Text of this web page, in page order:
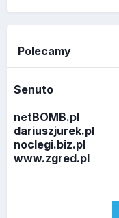
Polecamy
Senuto
netBOMB.pl
dariuszjurek.pl
noclegi.biz.pl
www.zgred.pl